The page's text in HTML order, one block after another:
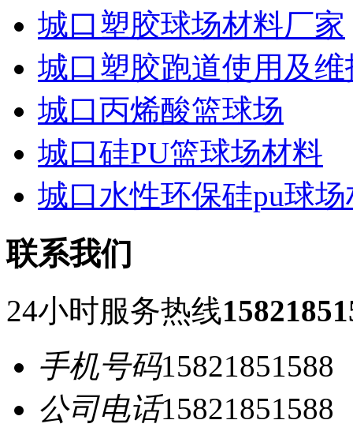
城口塑胶球场材料厂家
城口塑胶跑道使用及维
城口丙烯酸篮球场
城口硅PU篮球场材料
城口水性环保硅pu球
联系我们
24小时服务热线
手机号码15821851588
公司电话15821851588